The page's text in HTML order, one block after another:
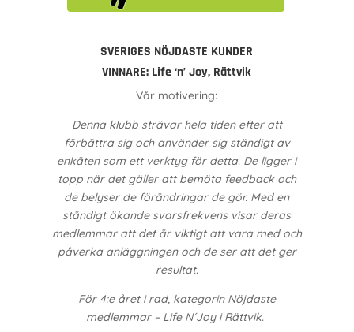
SVERIGES NÖJDASTE KUNDER
VINNARE: Life ‘n’ Joy, Rättvik
Vår motivering:
Denna klubb strävar hela tiden efter att
förbättra sig och använder sig ständigt av
enkäten som ett verktyg för detta. De ligger i
topp när det gäller att bemöta feedback och
de belyser de förändringar de gör. Med en
ständigt ökande svarsfrekvens visar deras
medlemmar att det är viktigt att vara med och
påverka anläggningen och de ser att det ger
resultat.
För 4:e året i rad, kategorin Nöjdaste
medlemmar – Life N´Joy i Rättvik.